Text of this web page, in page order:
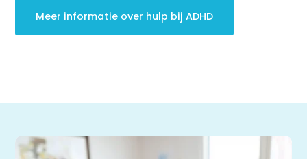
neurofeedback | HSP
Brugklas kickstart |
middelbare school
Rekenen
Begrijpend lezen
Meer informatie over hulp bij ADHD